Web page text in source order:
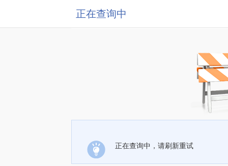
正在查询中
正在查询中，请刷新重试